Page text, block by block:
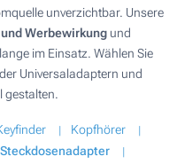
unverzichtbar. Unsere
Werbewirkung und
lange im Einsatz. Wählen Sie
Universaladaptern und
gestalten.
Kopfhörer